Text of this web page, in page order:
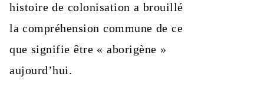
histoire de colonisation a brouillé
la compréhension commune de ce
que signifie être « aborigène »
aujourd’hui.